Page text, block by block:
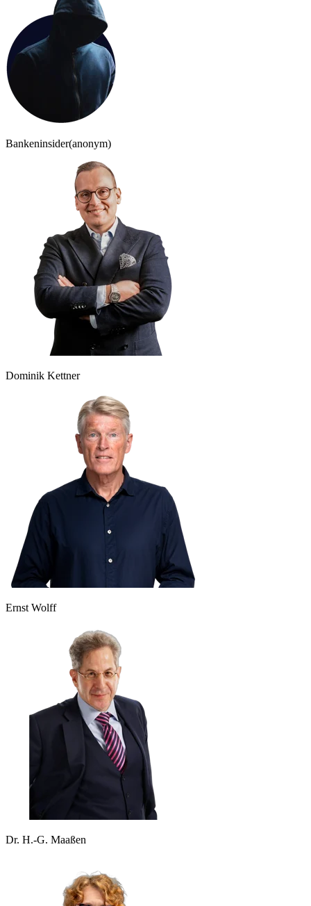
Bankeninsider(anonym)
Dominik Kettner
Ernst Wolff
Dr. H.-G. Maaßen